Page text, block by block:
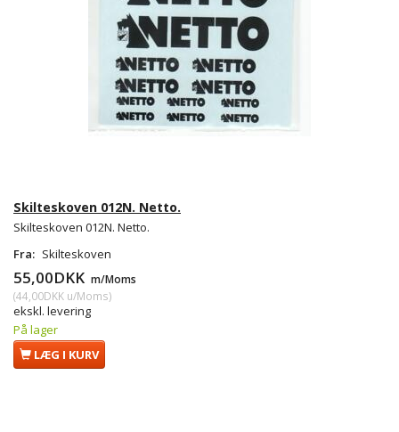
Skilteskoven 012N. Netto.
Skilteskoven 012N. Netto.
Fra: Skilteskoven
55,00DKK m/Moms
(44,00DKK u/Moms)
ekskl. levering
På lager
LÆG I KURV